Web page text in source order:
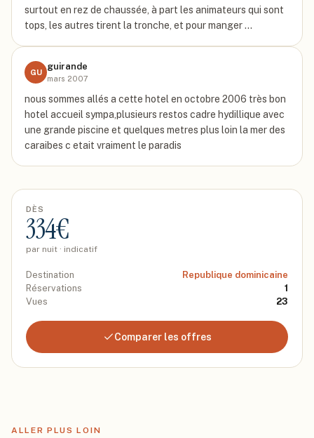
surtout en rez de chaussée, à part les animateurs qui sont
tops, les autres tirent la tronche, et pour manger …
GU
guirande
mars 2007
nous sommes allés a cette hotel en octobre 2006 très bon
hotel accueil sympa,plusieurs restos cadre hydillique avec
une grande piscine et quelques metres plus loin la mer des
caraibes c etait vraiment le paradis
DÈS
334€
par nuit · indicatif
Destination
Republique dominicaine
Réservations
1
Vues
23
Comparer les offres
ALLER PLUS LOIN